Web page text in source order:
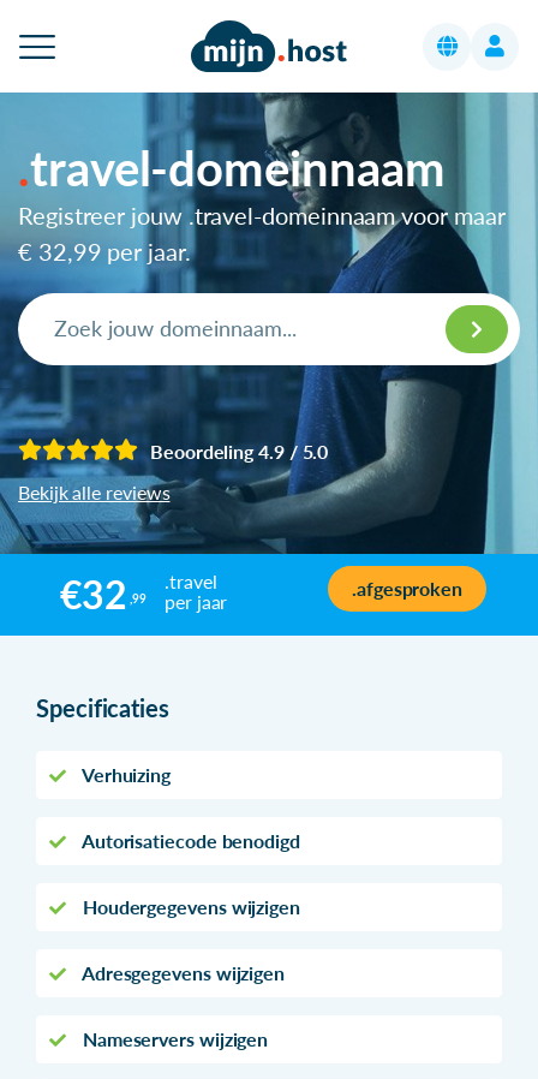
travel-domeinnaam
Registreer jouw .travel-domeinnaam voor maar
€ 32,99 per jaar.
Beoordeling 4.9 / 5.0
Bekijk alle reviews
€32 ,99
.travel
per jaar
.afgesproken
Specificaties
Verhuizing
Autorisatiecode benodigd
Houdergegevens wijzigen
Adresgegevens wijzigen
Nameservers wijzigen